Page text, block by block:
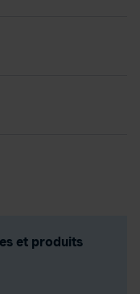
et produits